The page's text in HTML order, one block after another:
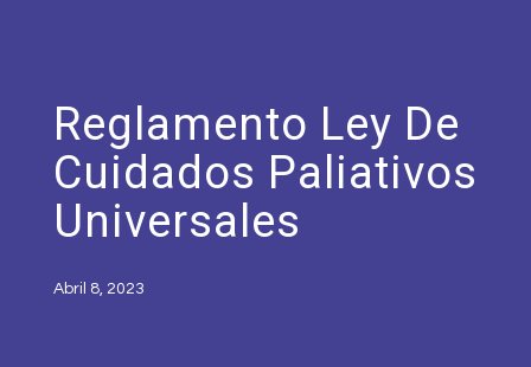
Reglamento Ley De
Cuidados Paliativos
Universales
Abril 8, 2023